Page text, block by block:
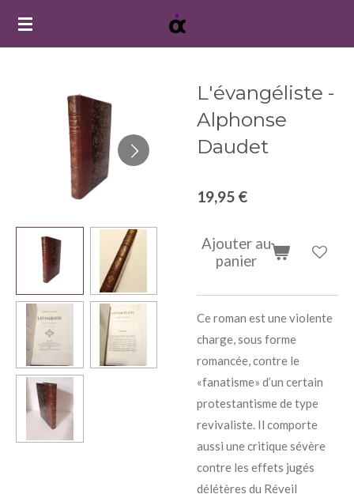
Passer
L'évangéliste -
Alphonse
Daudet
19,95 €
Ajouter au
panier
Ce roman est une violente
charge, sous forme
romancée, contre le
«fanatisme» d’un certain
protestantisme de type
revivaliste. Il comporte
aussi une critique sévère
contre les effets jugés
délétères du Réveil